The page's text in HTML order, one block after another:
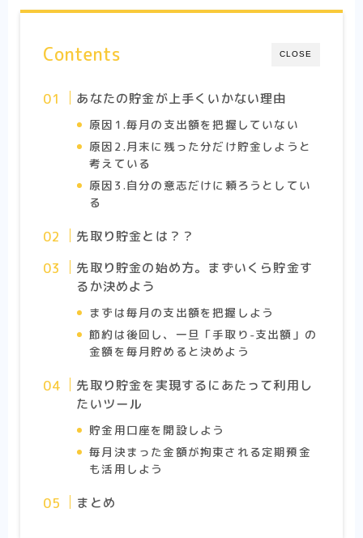
CLOSE
Contents
あなたの貯金が上手くいかない理由
原因1.毎月の支出額を把握していない
原因2.月末に残った分だけ貯金しようと
考えている
原因3.自分の意志だけに頼ろうとしてい
る
先取り貯金とは？？
先取り貯金の始め方。まずいくら貯金す
るか決めよう
まずは毎月の支出額を把握しよう
節約は後回し、一旦「手取り-支出額」の
金額を毎月貯めると決めよう
先取り貯金を実現するにあたって利用し
たいツール
貯金用口座を開設しよう
毎月決まった金額が拘束される定期預金
も活用しよう
まとめ